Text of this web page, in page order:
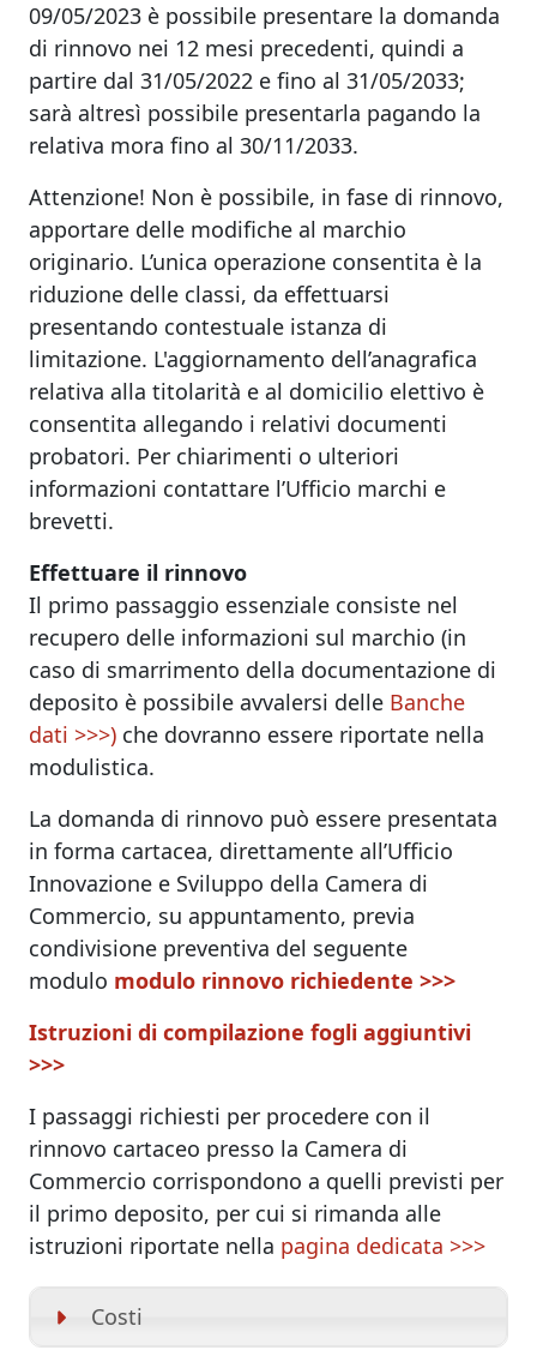
09/05/2023 è possibile presentare la domanda
di rinnovo nei 12 mesi precedenti, quindi a
partire dal 31/05/2022 e fino al 31/05/2033;
sarà altresì possibile presentarla pagando la
relativa mora fino al 30/11/2033.
Attenzione! Non è possibile, in fase di rinnovo,
apportare delle modifiche al marchio
originario. L’unica operazione consentita è la
riduzione delle classi, da effettuarsi
presentando contestuale istanza di
limitazione. L'aggiornamento dell’anagrafica
relativa alla titolarità e al domicilio elettivo è
consentita allegando i relativi documenti
probatori. Per chiarimenti o ulteriori
informazioni contattare l’Ufficio marchi e
brevetti.
Effettuare il rinnovo
Il primo passaggio essenziale consiste nel
recupero delle informazioni sul marchio (in
caso di smarrimento della documentazione di
deposito è possibile avvalersi delle Banche
dati >>>) che dovranno essere riportate nella
modulistica.
La domanda di rinnovo può essere presentata
in forma cartacea, direttamente all’Ufficio
Innovazione e Sviluppo della Camera di
Commercio, su appuntamento, previa
condivisione preventiva del seguente
modulo modulo rinnovo richiedente >>>
Istruzioni di compilazione fogli aggiuntivi
>>>
I passaggi richiesti per procedere con il
rinnovo cartaceo presso la Camera di
Commercio corrispondono a quelli previsti per
il primo deposito, per cui si rimanda alle
istruzioni riportate nella pagina dedicata >>>
Costi